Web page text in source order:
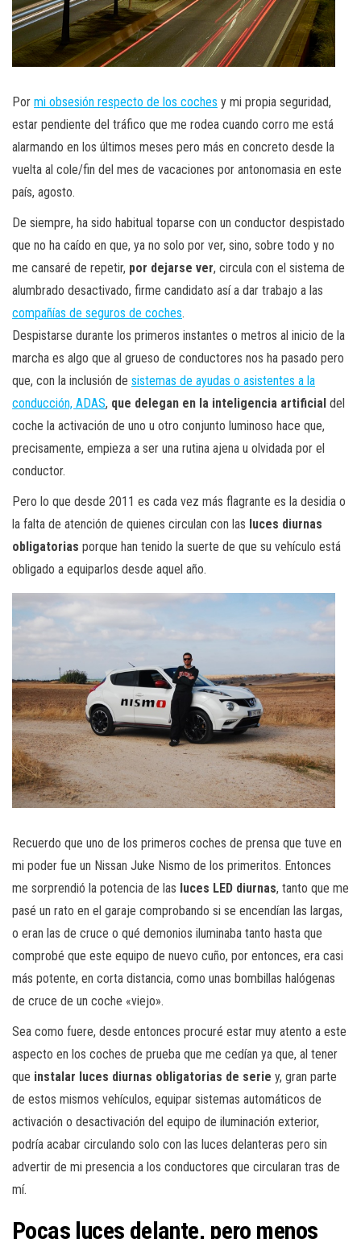
Por mi obsesión respecto de los coches y mi propia seguridad,
estar pendiente del tráfico que me rodea cuando corro me está
alarmando en los últimos meses pero más en concreto desde la
vuelta al cole/fin del mes de vacaciones por antonomasia en este
país, agosto.
De siempre, ha sido habitual toparse con un conductor despistado
que no ha caído en que, ya no solo por ver, sino, sobre todo y no
me cansaré de repetir, por dejarse ver, circula con el sistema de
alumbrado desactivado, firme candidato así a dar trabajo a las
compañías de seguros de coches.
Despistarse durante los primeros instantes o metros al inicio de la
marcha es algo que al grueso de conductores nos ha pasado pero
que, con la inclusión de sistemas de ayudas o asistentes a la
conducción, ADAS, que delegan en la inteligencia artificial del
coche la activación de uno u otro conjunto luminoso hace que,
precisamente, empieza a ser una rutina ajena u olvidada por el
conductor.
Pero lo que desde 2011 es cada vez más flagrante es la desidia o
la falta de atención de quienes circulan con las luces diurnas
obligatorias porque han tenido la suerte de que su vehículo está
obligado a equiparlos desde aquel año.
Recuerdo que uno de los primeros coches de prensa que tuve en
mi poder fue un Nissan Juke Nismo de los primeritos. Entonces
me sorprendió la potencia de las luces LED diurnas, tanto que me
pasé un rato en el garaje comprobando si se encendían las largas,
o eran las de cruce o qué demonios iluminaba tanto hasta que
comprobé que este equipo de nuevo cuño, por entonces, era casi
más potente, en corta distancia, como unas bombillas halógenas
de cruce de un coche «viejo».
Sea como fuere, desde entonces procuré estar muy atento a este
aspecto en los coches de prueba que me cedían ya que, al tener
que instalar luces diurnas obligatorias de serie y, gran parte
de estos mismos vehículos, equipar sistemas automáticos de
activación o desactivación del equipo de iluminación exterior,
podría acabar circulando solo con las luces delanteras pero sin
advertir de mi presencia a los conductores que circularan tras de
mí.
Pocas luces delante, pero menos